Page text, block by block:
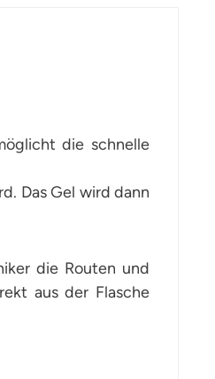
die schnelle
Das Gel wird dann
die Routen und
aus der Flasche